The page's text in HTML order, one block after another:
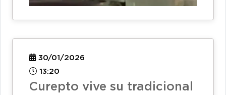
30/01/2026
13:20
Curepto vive su tradicional